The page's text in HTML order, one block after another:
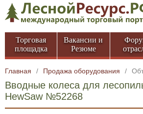
Торговая
площадка
Вакансии и
Резюме
Главная / Продажа оборудования /
Вводные колеса для
HewSaw №52268